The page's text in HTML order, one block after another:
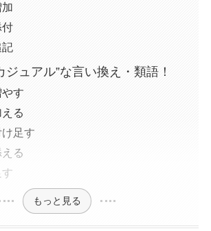
ジュアル”な言い換え・類語！
す
る
足す
る
もっと見る